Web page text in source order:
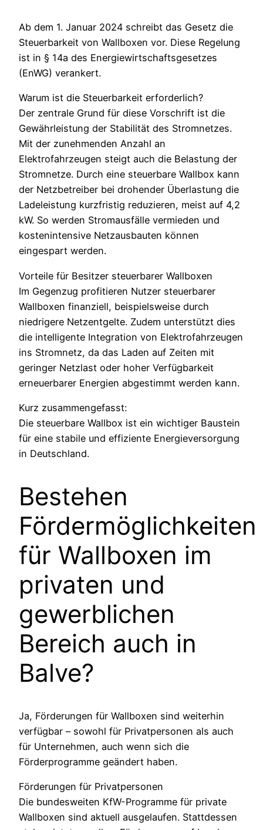
Ab dem 1. Januar 2024 schreibt das Gesetz die
Steuerbarkeit von Wallboxen vor. Diese Regelung
ist in § 14a des Energiewirtschaftsgesetzes
(EnWG) verankert.
Warum ist die Steuerbarkeit erforderlich?
Der zentrale Grund für diese Vorschrift ist die
Gewährleistung der Stabilität des Stromnetzes.
Mit der zunehmenden Anzahl an
Elektrofahrzeugen steigt auch die Belastung der
Stromnetze. Durch eine steuerbare Wallbox kann
der Netzbetreiber bei drohender Überlastung die
Ladeleistung kurzfristig reduzieren, meist auf 4,2
kW. So werden Stromausfälle vermieden und
kostenintensive Netzausbauten können
eingespart werden.
Vorteile für Besitzer steuerbarer Wallboxen
Im Gegenzug profitieren Nutzer steuerbarer
Wallboxen finanziell, beispielsweise durch
niedrigere Netzentgelte. Zudem unterstützt dies
die intelligente Integration von Elektrofahrzeugen
ins Stromnetz, da das Laden auf Zeiten mit
geringer Netzlast oder hoher Verfügbarkeit
erneuerbarer Energien abgestimmt werden kann.
Kurz zusammengefasst:
Die steuerbare Wallbox ist ein wichtiger Baustein
für eine stabile und effiziente Energieversorgung
in Deutschland.
Bestehen
Fördermöglichkeiten
für Wallboxen im
privaten und
gewerblichen
Bereich auch in
Balve?
Ja, Förderungen für Wallboxen sind weiterhin
verfügbar – sowohl für Privatpersonen als auch
für Unternehmen, auch wenn sich die
Förderprogramme geändert haben.
Förderungen für Privatpersonen
Die bundesweiten KfW-Programme für private
Wallboxen sind aktuell ausgelaufen. Stattdessen